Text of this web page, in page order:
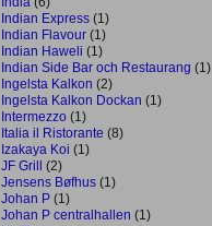
Indian Express (1)
Indian Flavour (1)
Indian Haweli (1)
Indian Side Bar och Restaurang (1)
Ingelsta Kalkon (2)
Ingelsta Kalkon Dockan (1)
Intermezzo (1)
Italia il Ristorante (8)
Izakaya Koi (1)
JF Grill
(2)
Jensens Bøfhus (1)
Johan P (1)
Johan P centralhallen (1)